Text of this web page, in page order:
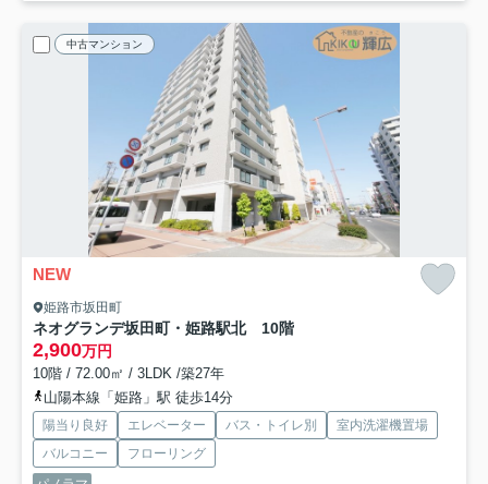
中古マンション
NEW
姫路市坂田町
ネオグランデ坂田町・姫路駅北 10階
2,900万円
10階 / 72.00㎡ / 3LDK /築27年
山陽本線「姫路」駅 徒歩14分
陽当り良好 エレベーター バス・トイレ別
室内洗濯機置場
バルコニー
フローリング